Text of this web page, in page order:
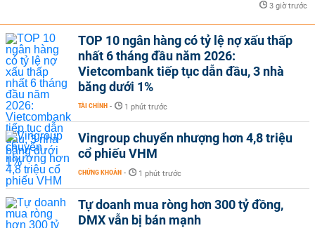
3 giờ trước
TOP 10 ngân hàng có tỷ lệ nợ xấu thấp
nhất 6 tháng đầu năm 2026:
Vietcombank tiếp tục dẫn đầu, 3 nhà
băng dưới 1%
TÀI CHÍNH - 1 phút trước
Vingroup chuyển nhượng hơn 4,8 triệu
cổ phiếu VHM
CHỨNG KHOÁN - 1 phút trước
Tự doanh mua ròng hơn 300 tỷ đồng,
DMX vẫn bị bán mạnh